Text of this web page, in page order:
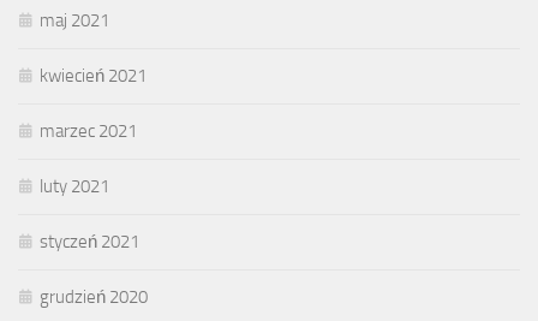
maj 2021
kwiecień 2021
marzec 2021
luty 2021
styczeń 2021
grudzień 2020